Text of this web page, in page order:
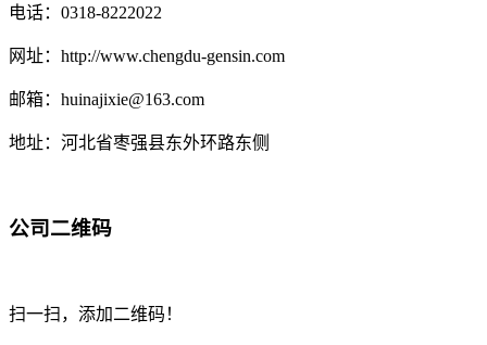
电话：0318-8222022
网址：http://www.chengdu-gensin.com
邮箱：huinajixie@163.com
地址：河北省枣强县东外环路东侧
公司二维码
扫一扫，添加二维码！